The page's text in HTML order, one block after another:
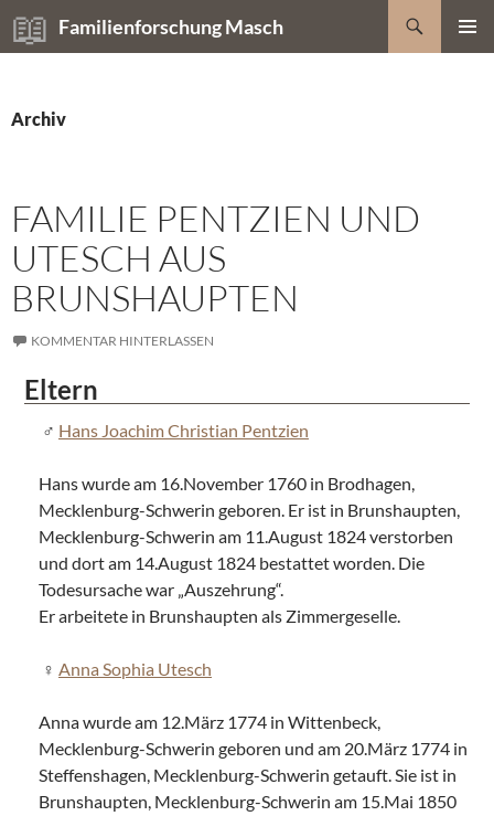
Zum
Inhalt
Familienforschung Masch
Suchen
Archiv
FAMILIE PENTZIEN UND
UTESCH AUS
BRUNSHAUPTEN
KOMMENTAR HINTERLASSEN
Eltern
Hans Joachim Christian Pentzien
Hans wurde am 16.November 1760 in Brodhagen,
Mecklenburg-Schwerin geboren. Er ist in Brunshaupten,
Mecklenburg-Schwerin am 11.August 1824 verstorben
und dort am 14.August 1824 bestattet worden. Die
Todesursache war „Auszehrung“.
Er arbeitete in Brunshaupten als Zimmergeselle.
Anna Sophia Utesch
Anna wurde am 12.März 1774 in Wittenbeck,
Mecklenburg-Schwerin geboren und am 20.März 1774 in
Steffenshagen, Mecklenburg-Schwerin getauft. Sie ist in
Brunshaupten, Mecklenburg-Schwerin am 15.Mai 1850